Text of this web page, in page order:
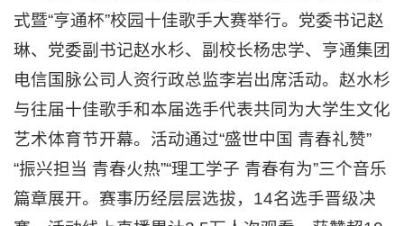
式暨“亨通杯”校园十佳歌手大赛举行。党委书记赵
琳、党委副书记赵水杉、副校长杨忠学、亨通集团
电信国脉公司人资行政总监李岩出席活动。赵水杉
与往届十佳歌手和本届选手代表共同为大学生文化
艺术体育节开幕。活动通过“盛世中国 青春礼赞”
“振兴担当 青春火热”“理工学子 青春有为”三个音乐
篇章展开。赛事历经层层选拔，14名选手晋级决